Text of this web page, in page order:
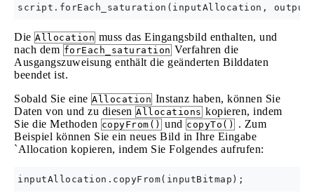
Die Allocation muss das Eingangsbild enthalten, und
nach dem forEach_saturation Verfahren die
Ausgangszuweisung enthält die geänderten Bilddaten
beendet ist.
Sobald Sie eine Allocation Instanz haben, können Sie
Daten von und zu diesen Allocations kopieren, indem
Sie die Methoden copyFrom() und copyTo()
. Zum
Beispiel können Sie ein neues Bild in Ihre Eingabe
`Allocation kopieren, indem Sie Folgendes aufrufen: